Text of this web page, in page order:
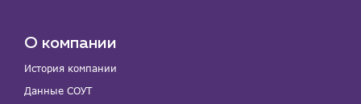
О компании
История компании
Данные СОУТ